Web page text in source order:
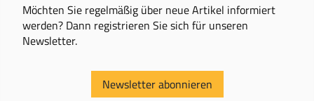
Möchten Sie regelmäßig über neue Artikel informiert
werden? Dann registrieren Sie sich für unseren
Newsletter.
Newsletter abonnieren